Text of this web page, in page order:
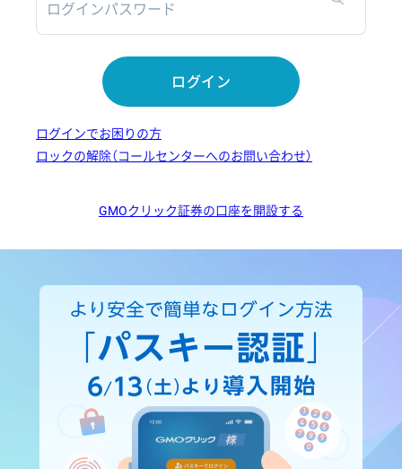
ログインパスワード
ログイン
ログインでお困りの方
ロックの解除（コールセンターへのお問い合わせ）
GMOクリック証券の口座を開設する